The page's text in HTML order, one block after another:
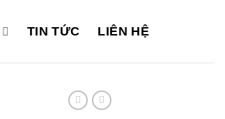
TIN TỨC LIÊN HỆ